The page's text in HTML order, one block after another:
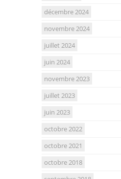
décembre 2024
novembre 2024
juillet 2024
juin 2024
novembre 2023
juillet 2023
juin 2023
octobre 2022
octobre 2021
octobre 2018